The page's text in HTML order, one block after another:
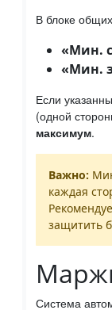
В блоке
«Мин.
«Мин.
Если
(одной
максимум.
Важно:
каждая
защитить
Система